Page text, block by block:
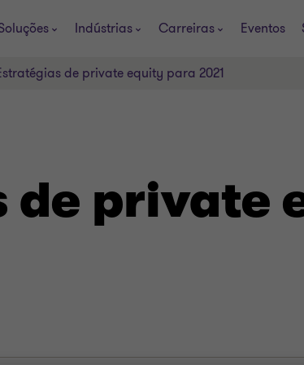
Indústrias Carreiras Eventos
de private equity para 2021
de private